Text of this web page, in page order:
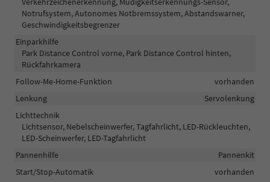
Notrufsystem, Autonomes Notbremssystem, Abstandswarner,
Geschwindigkeitsbegrenzer
Einparkhilfe
Park Distance Control vorne, Park Distance Control hinten,
Rückfahrkamera
Follow-Me-Home-Funktion
vorhanden
Lenkung
Servolenkung
Lichttechnik
Lichtsensor, Nebelscheinwerfer, Tagfahrlicht, LED-Rückleuchten,
LED-Scheinwerfer, LED-Tagfahrlicht
Pannenhilfe
Pannenkit
Start/Stop-Automatik
vorhanden